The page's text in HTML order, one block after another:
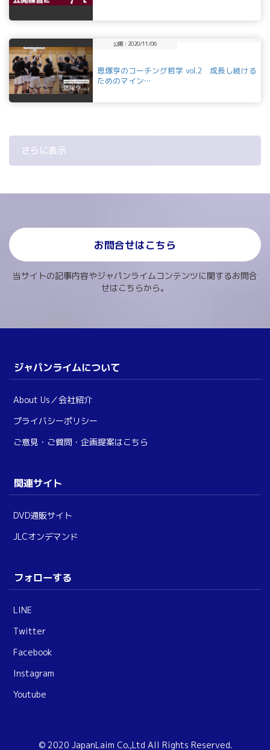
公開：2020/11/06
恩塚亨のコーチング哲学 vol.2 成長し続ける
ためのマイン…
さらに表示
お問合せはこちら
当サイトの記事内容やジャパンライムコンテンツに関するお問合
せはこちらから。
ジャパンライムについて
About Us／会社紹介
プライバシーポリシー
ご意見・ご質問・企画提案はこちら
関連サイト
DVD通販サイト
JLCオンデマンド
フォローする
LINE
Twitter
Facebook
Instagram
Youtube
© 2020 JapanLaim Co.,Ltd All Rights Reserved.